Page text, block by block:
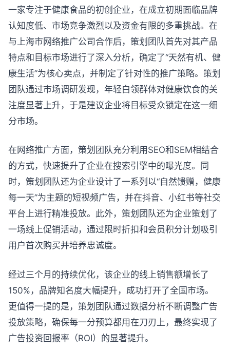
一家专注于健康食品的初创企业，在成立初期面临品牌
认知度低、市场竞争激烈以及资金有限的多重挑战。在
与上海市网络推广公司合作后，策划团队首先对其产品
特点和目标市场进行了深入分析，确定了“天然有机、健
康生活”为核心卖点，并制定了针对性的推广策略。策划
团队通过市场调研发现，年轻白领群体对健康饮食的关
注度显著上升，于是建议企业将目标受众锁定在这一细
分市场。
在网络推广方面，策划团队充分利用SEO和SEM相结合
的方式，快速提升了企业在搜索引擎中的曝光度。同
时，策划团队还为企业设计了一系列以“自然馈赠，健康
每一天”为主题的短视频广告，并在抖音、小红书等社交
平台上进行精准投放。此外，策划团队还为企业策划了
一场线上促销活动，通过限时折扣和会员积分计划吸引
用户首次购买并培养忠诚度。
经过三个月的持续优化，该企业的线上销售额增长了
150%，品牌知名度大幅提升，成功打开了全国市场。
更值得一提的是，策划团队通过数据分析不断调整广告
投放策略，确保每一分预算都用在刀刃上，最终实现了
广告投资回报率（ROI）的显著提升。